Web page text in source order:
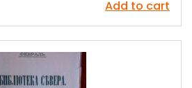
Add to cart